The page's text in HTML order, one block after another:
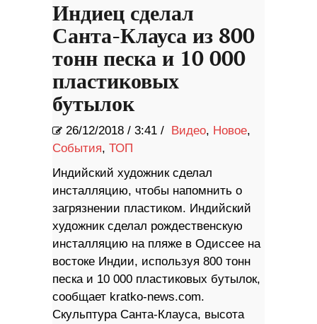
Индиец сделал
Санта-Клауса из 800
тонн песка и 10 000
пластиковых
бутылок
26/12/2018 / 3:41 / Видео, Новое,
События, ТОП
Индийский художник сделал
инсталляцию, чтобы напомнить о
загрязнении пластиком. Индийский
художник сделал рождественскую
инсталляцию на пляже в Одиссее на
востоке Индии, используя 800 тонн
песка и 10 000 пластиковых бутылок,
сообщает kratko-news.com.
Скульптура Санта-Клауса, высота